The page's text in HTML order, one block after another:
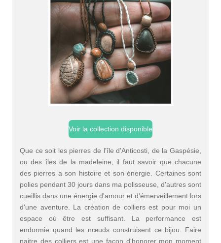
Voir la collection disponible
Que ce soit les pierres de l'île d'Anticosti, de la Gaspésie,
ou des îles de la madeleine, il faut savoir que chacune
des pierres a son histoire et son énergie. Certaines sont
polies pendant 30 jours dans ma polisseuse, d'autres sont
cueillis dans une énergie d'amour et d'émerveillement lors
d'une aventure. La création de colliers est pour moi un
espace où être est suffisant. La performance est
endormie quand les nœuds construisent ce bijou. Faire
naitre des colliers est une façon d'honorer mon moment